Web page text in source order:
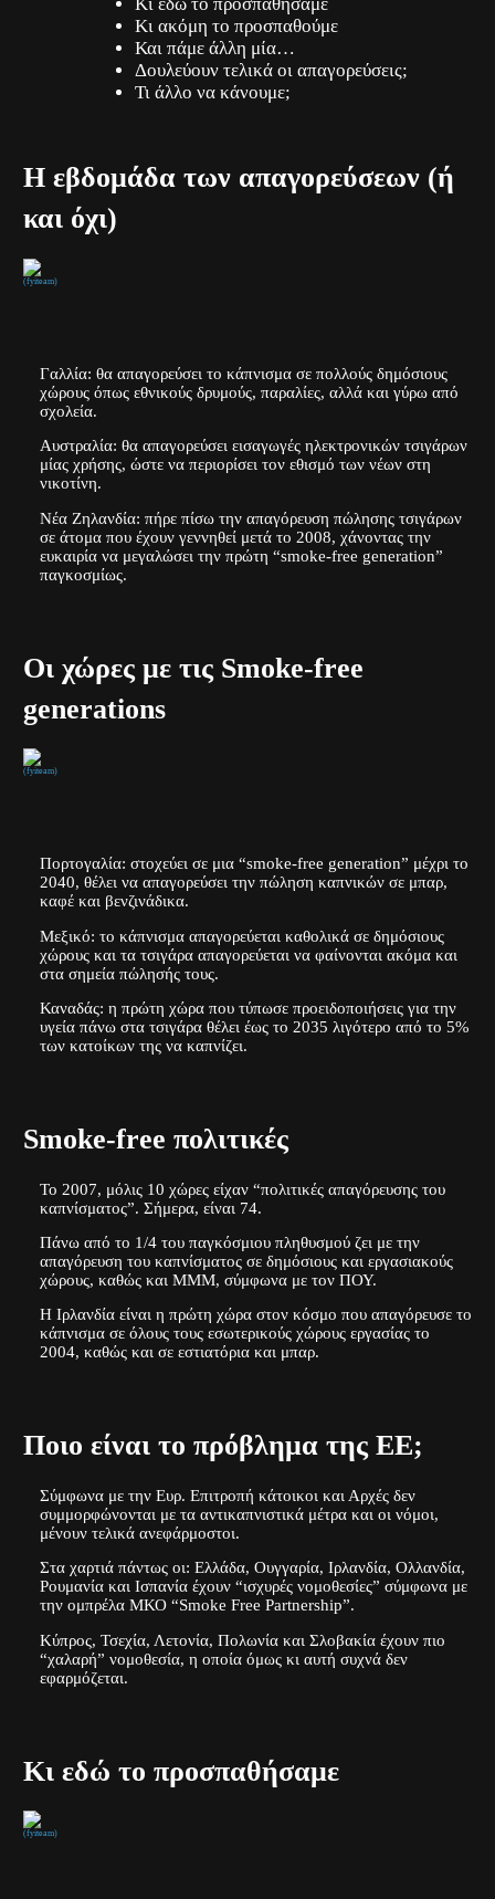
Κι ακόμη το προσπαθούμε
Και πάμε άλλη μία…
Δουλεύουν τελικά οι απαγορεύσεις;
Τι άλλο να κάνουμε;
Η εβδομάδα των απαγορεύσεων (ή
και όχι)
(fyiteam)
Γαλλία: θα απαγορεύσει το κάπνισμα σε πολλούς δημόσιους
χώρους όπως εθνικούς δρυμούς, παραλίες, αλλά και γύρω από
σχολεία.
Αυστραλία: θα απαγορεύσει εισαγωγές ηλεκτρονικών τσιγάρων
μίας χρήσης, ώστε να περιορίσει τον εθισμό των νέων στη
νικοτίνη.
Νέα Ζηλανδία: πήρε πίσω την απαγόρευση πώλησης τσιγάρων
σε άτομα που έχουν γεννηθεί μετά το 2008, χάνοντας την
ευκαιρία να μεγαλώσει την πρώτη “smoke-free generation”
παγκοσμίως.
Οι χώρες με τις Smoke-free
generations
(fyiteam)
Πορτογαλία: στοχεύει σε μια “smoke-free generation” μέχρι το
2040, θέλει να απαγορεύσει την πώληση καπνικών σε μπαρ,
καφέ και βενζινάδικα.
Μεξικό: το κάπνισμα απαγορεύεται καθολικά σε δημόσιους
χώρους και τα τσιγάρα απαγορεύεται να φαίνονται ακόμα και
στα σημεία πώλησής τους.
Καναδάς: η πρώτη χώρα που τύπωσε προειδοποιήσεις για την
υγεία πάνω στα τσιγάρα θέλει έως το 2035 λιγότερο από το 5%
των κατοίκων της να καπνίζει.
Smoke-free πολιτικές
Το 2007, μόλις 10 χώρες είχαν “πολιτικές απαγόρευσης του
καπνίσματος”. Σήμερα, είναι 74.
Πάνω από το 1/4 του παγκόσμιου πληθυσμού ζει με την
απαγόρευση του καπνίσματος σε δημόσιους και εργασιακούς
χώρους, καθώς και ΜΜΜ, σύμφωνα με τον ΠΟΥ.
Η Ιρλανδία είναι η πρώτη χώρα στον κόσμο που απαγόρευσε το
κάπνισμα σε όλους τους εσωτερικούς χώρους εργασίας το
2004, καθώς και σε εστιατόρια και μπαρ.
Ποιο είναι το πρόβλημα της ΕΕ;
Σύμφωνα με την Ευρ. Επιτροπή κάτοικοι και Αρχές δεν
συμμορφώνονται με τα αντικαπνιστικά μέτρα και οι νόμοι,
μένουν τελικά ανεφάρμοστοι.
Στα χαρτιά πάντως οι: Ελλάδα, Ουγγαρία, Ιρλανδία, Ολλανδία,
Ρουμανία και Ισπανία έχουν “ισχυρές νομοθεσίες” σύμφωνα με
την ομπρέλα ΜΚΟ “Smoke Free Partnership”.
Κύπρος, Τσεχία, Λετονία, Πολωνία και Σλοβακία έχουν πιο
“χαλαρή” νομοθεσία, η οποία όμως κι αυτή συχνά δεν
εφαρμόζεται.
Κι εδώ το προσπαθήσαμε
(fyiteam)